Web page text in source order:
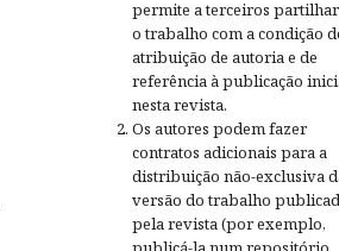
permite a terceiros
o trabalho com a condição
atribuição de autoria e de
referência à publicação
nesta revista.
Os autores podem fazer
contratos adicionais para a
distribuição não-exclusiva
versão do trabalho
pela revista (por exemplo,